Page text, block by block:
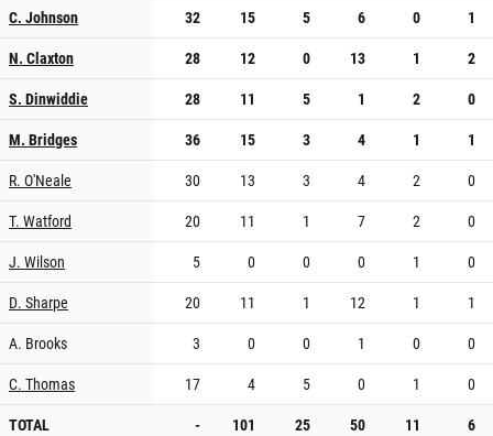
C. Johnson
32 15 5 6 0
1
N. Claxton
28 12 0 13 1
2
S. Dinwiddie
28 11 5 1 2
0
M. Bridges
36 15 3 4 1
1
R. O'Neale
30 13 3 4 2
0
T. Watford
20 11 1 7 2
0
J. Wilson
5 0 0 0 1
0
D. Sharpe
20 11 1 12 1
1
A. Brooks
3 0 0 1 0
0
C. Thomas
17 4 5 0 1
0
TOTAL
- 101 25 50 11 6